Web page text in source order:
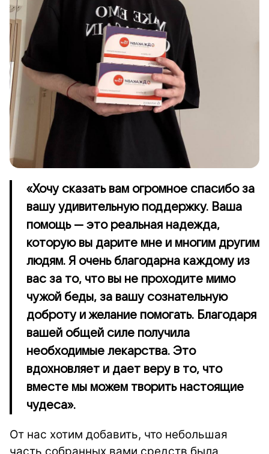
«Хочу сказать вам огромное спасибо за
вашу удивительную поддержку. Ваша
помощь — это реальная надежда,
которую вы дарите мне и многим другим
людям. Я очень благодарна каждому из
вас за то, что вы не проходите мимо
чужой беды, за вашу сознательную
доброту и желание помогать. Благодаря
вашей общей силе получила
необходимые лекарства. Это
вдохновляет и дает веру в то, что
вместе мы можем творить настоящие
чудеса».
От нас хотим добавить, что небольшая